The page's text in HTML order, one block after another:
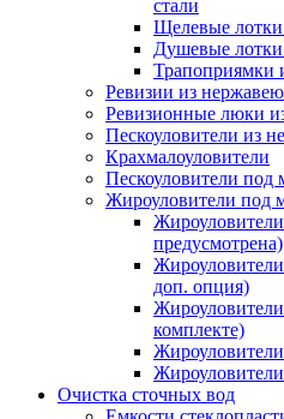
стали
Щелевые
Душевые
Трапоприямки
Ревизии из
Ревизионные люки
Пескоуловители из
Крахмалоуловители
Пескоуловители под
Жироуловители под
предусмотрена)
доп. опция)
комплекте)
Очистка сточных вод